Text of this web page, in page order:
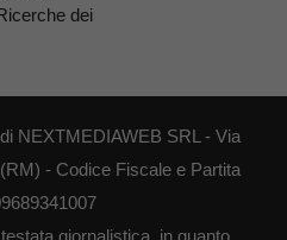
dei
NEXTMEDIAWEB SRL - Via
- Codice Fiscale e Partita
giornalistica, in quanto